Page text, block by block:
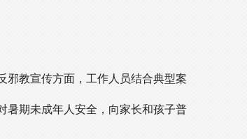
邪教宣传方面，工作人员结合典型案
暑期未成年人安全，向家长和孩子普